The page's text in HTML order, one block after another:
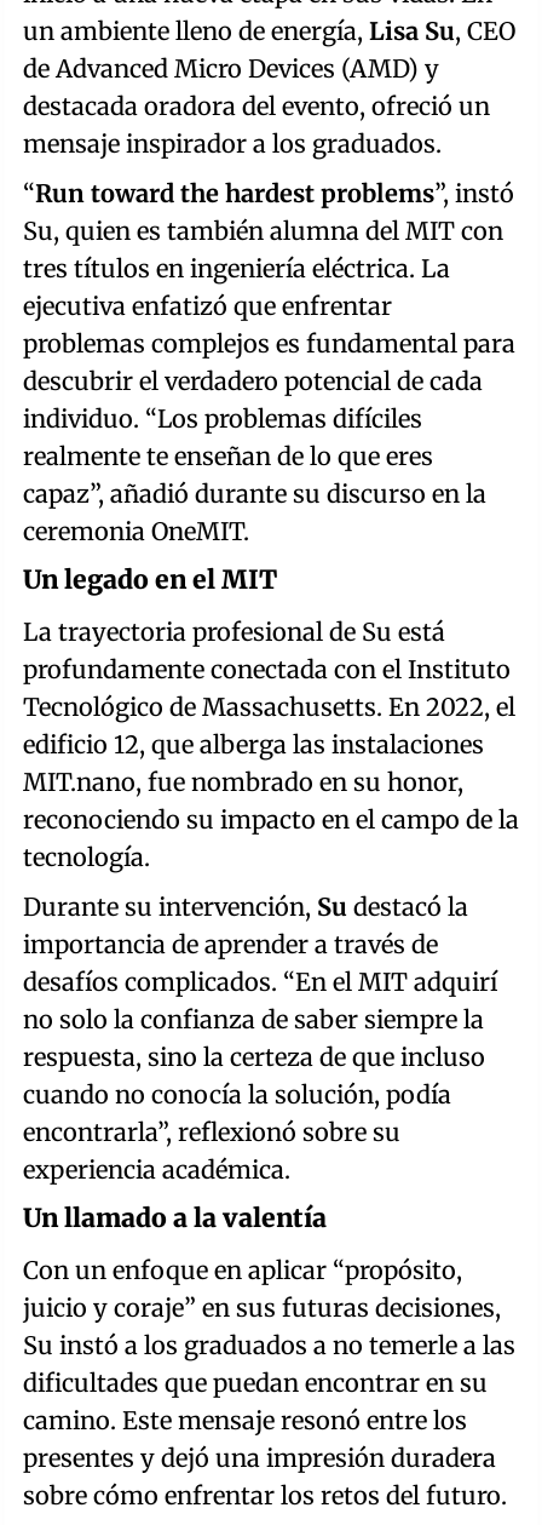
un ambiente lleno de energía, Lisa Su, CEO
de Advanced Micro Devices (AMD) y
destacada oradora del evento, ofreció un
mensaje inspirador a los graduados.
“Run toward the hardest problems”, instó
Su, quien es también alumna del MIT con
tres títulos en ingeniería eléctrica. La
ejecutiva enfatizó que enfrentar
problemas complejos es fundamental para
descubrir el verdadero potencial de cada
individuo. “Los problemas difíciles
realmente te enseñan de lo que eres
capaz”, añadió durante su discurso en la
ceremonia OneMIT.
Un legado en el MIT
La trayectoria profesional de Su está
profundamente conectada con el Instituto
Tecnológico de Massachusetts. En 2022, el
edificio 12, que alberga las instalaciones
MIT.nano, fue nombrado en su honor,
reconociendo su impacto en el campo de la
tecnología.
Durante su intervención, Su destacó la
importancia de aprender a través de
desafíos complicados. “En el MIT adquirí
no solo la confianza de saber siempre la
respuesta, sino la certeza de que incluso
cuando no conocía la solución, podía
encontrarla”, reflexionó sobre su
experiencia académica.
Un llamado a la valentía
Con un enfoque en aplicar “propósito,
juicio y coraje” en sus futuras decisiones,
Su instó a los graduados a no temerle a las
dificultades que puedan encontrar en su
camino. Este mensaje resonó entre los
presentes y dejó una impresión duradera
sobre cómo enfrentar los retos del futuro.